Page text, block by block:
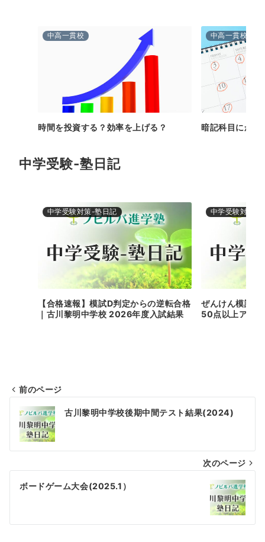
中高一貫校
時間を投資する？効率を上げる？
中高一貫校
暗記科目にかか
中学受験-塾日記
中学受験対策-塾日記
【合格速報】模試D判定からの逆転合格
｜古川黎明中学校 2026年度入試結果
中学受験対策-
ぜんけん模試プ
50点以上アッ
投
稿
ナ
ビ
ゲ
シ
前のページ
古川黎明中学校後期中間テスト結果(2024)
次のページ
ボードゲーム大会(2025.1）